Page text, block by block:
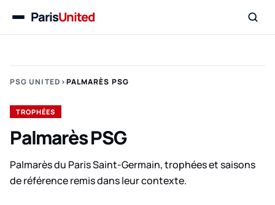
MenuParisUnited
PSG UNITED ›PALMARÈS PSG
TROPHÉES
Palmarès PSG
Palmarès du Paris Saint-Germain, trophées et saisons
de référence remis dans leur contexte.